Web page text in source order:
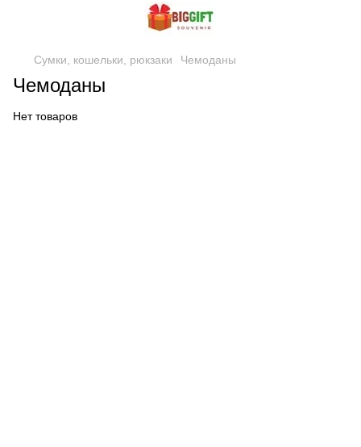
Сумки, кошельки, рюкзаки Чемоданы
Чемоданы
Нет товаров